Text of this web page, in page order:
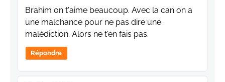
Brahim on t'aime beaucoup. Avec la can on a
une malchance pour ne pas dire une
malédiction. Alors ne t'en fais pas.
Répondre